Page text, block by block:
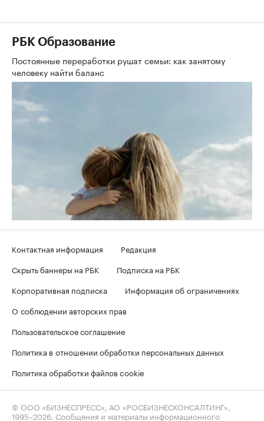
РБК Образование
Постоянные переработки рушат семьи: как занятому
человеку найти баланс
Контактная информация
Редакция
Скрыть баннеры на РБК
Подписка на РБК
Корпоративная подписка
Информация об ограничениях
О соблюдении авторских прав
Пользовательское соглашение
Политика в отношении обработки персональных данных
Политика обработки файлов cookie
© ООО «БИЗНЕСПРЕСС», АО «РОСБИЗНЕСКОНСАЛТИНГ»,
1995–2026 . Сообщения и материалы информационного